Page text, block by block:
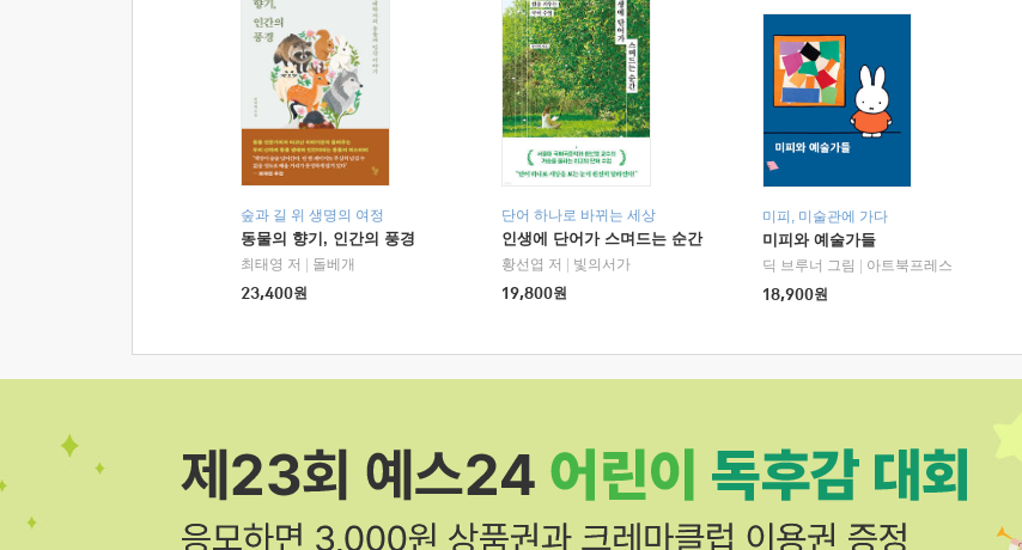
숲과 길 위 생명의 여정
동물의 향기, 인간의 풍경
최태영 저
돌베개
23,400원
단어 하나로 바뀌는 세상
인생에 단어가 스며드는 순간
황선엽 저
빛의서가
19,800원
미피, 미술관에 가다
미피와 예술가들
딕 브루너 그림
아트북프레스
18,900원